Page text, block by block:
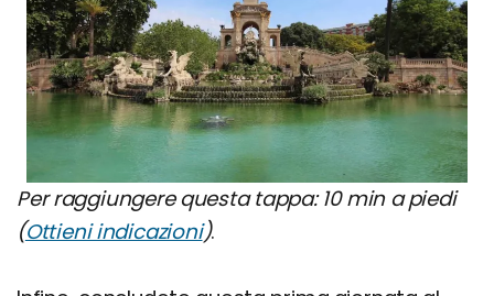
Per raggiungere questa tappa: 10 min a piedi
(Ottieni indicazioni).